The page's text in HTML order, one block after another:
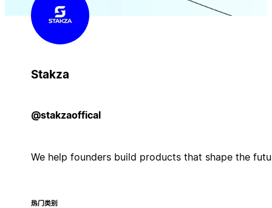
Stakza
@stakzaoffical
We help founders build products that shape the
热门类别